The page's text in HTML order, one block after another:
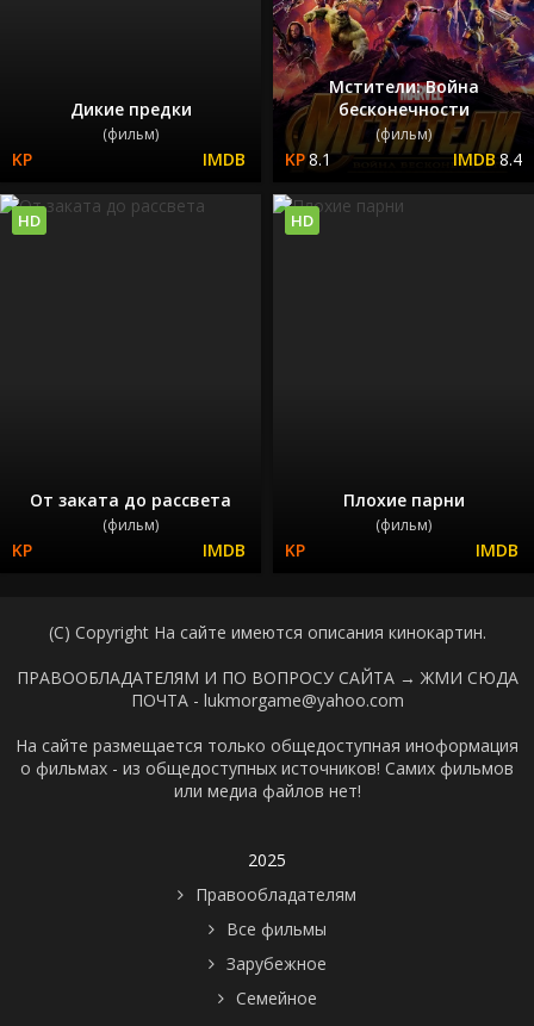
Дикие предки
(фильм)
Мстители: Война
бесконечности
(фильм)
8.1 8.4
От заката до рассвета
(фильм)
HD
Плохие парни
(фильм)
HD
(C) Copyright На сайте имеются описания кинокартин.
ПРАВООБЛАДАТЕЛЯМ И ПО ВОПРОСУ САЙТА → ЖМИ СЮДА
ПОЧТА - lukmorgame@yahoo.com
На сайте размещается только общедоступная иноформация
о фильмах - из общедоступных источников! Самих фильмов
или медиа файлов нет!
2025
Правообладателям
Все фильмы
Зарубежное
Семейное